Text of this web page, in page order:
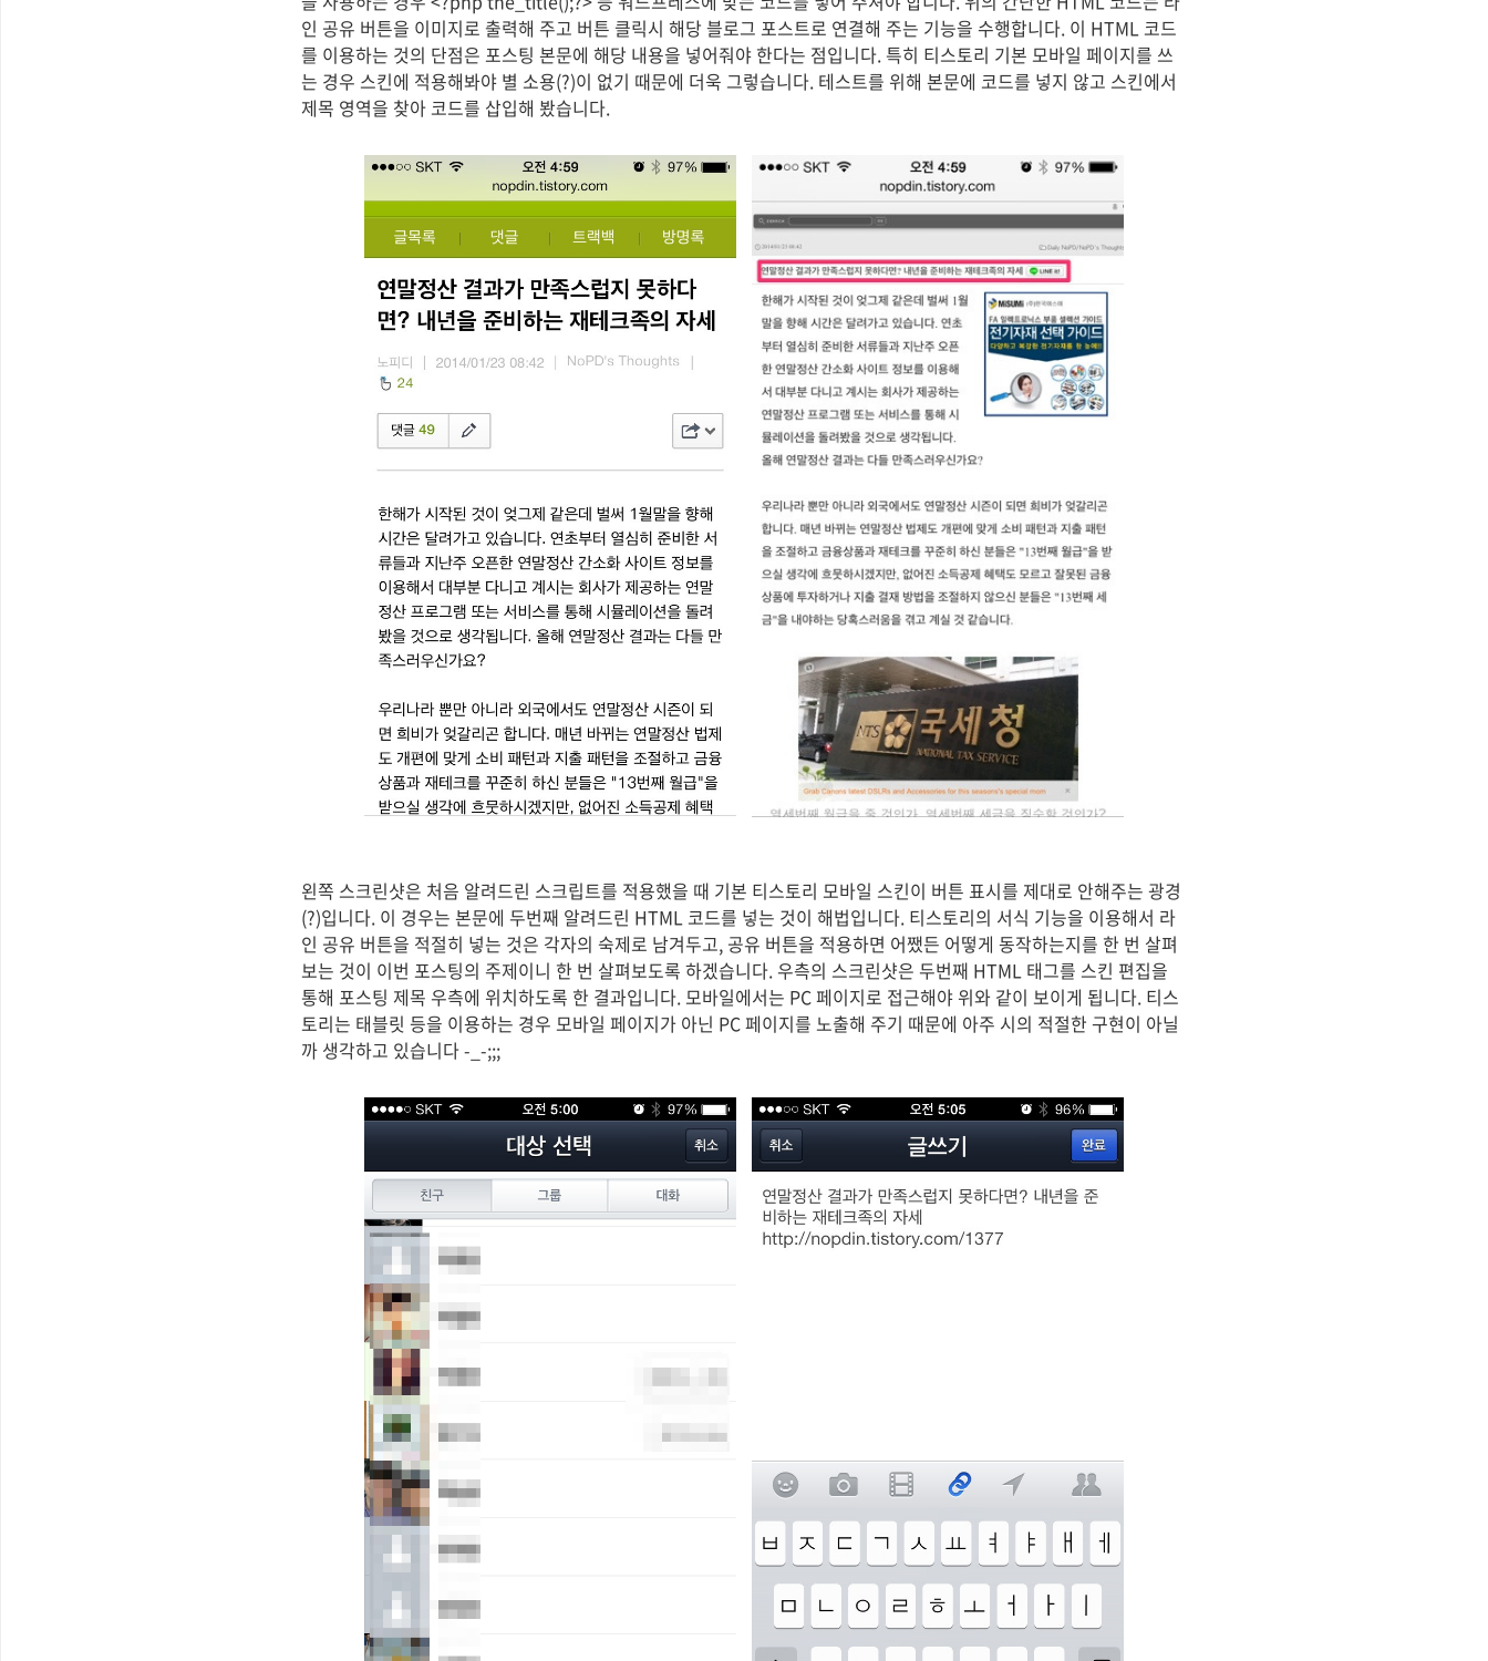
인 공유 버튼을 이미지로 출력해 주고 버튼 클릭시 해당 블로그 포스트로 연결해 주는 기능을 수행합니다. 이 HTML 코드
를 이용하는 것의 단점은 포스팅 본문에 해당 내용을 넣어줘야 한다는 점입니다. 특히 티스토리 기본 모바일 페이지를 쓰
는 경우 스킨에 적용해봐야 별 소용(?)이 없기 때문에 더욱 그렇습니다. 테스트를 위해 본문에 코드를 넣지 않고 스킨에서
제목 영역을 찾아 코드를 삽입해 봤습니다.
왼쪽 스크린샷은 처음 알려드린 스크립트를 적용했을 때 기본 티스토리 모바일 스킨이 버튼 표시를 제대로 안해주는 광경
(?)입니다. 이 경우는 본문에 두번째 알려드린 HTML 코드를 넣는 것이 해법입니다. 티스토리의 서식 기능을 이용해서 라
인 공유 버튼을 적절히 넣는 것은 각자의 숙제로 남겨두고, 공유 버튼을 적용하면 어쨌든 어떻게 동작하는지를 한 번 살펴
보는 것이 이번 포스팅의 주제이니 한 번 살펴보도록 하겠습니다. 우측의 스크린샷은 두번째 HTML 태그를 스킨 편집을
통해 포스팅 제목 우측에 위치하도록 한 결과입니다. 모바일에서는 PC 페이지로 접근해야 위와 같이 보이게 됩니다. 티스
토리는 태블릿 등을 이용하는 경우 모바일 페이지가 아닌 PC 페이지를 노출해 주기 때문에 아주 시의 적절한 구현이 아닐
까 생각하고 있습니다 -_-;;;